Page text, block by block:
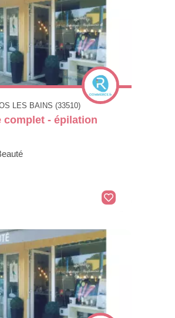
LES BAINS (33510)
complet - épilation